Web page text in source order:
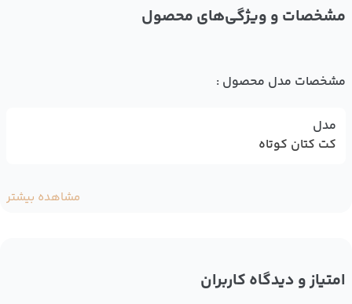
مشخصات و ویژگی‌های محصول
مشخصات مدل محصول :
مدل
کت کتان کوتاه
مشاهده بیشتر
امتیاز و دیدگاه کاربران